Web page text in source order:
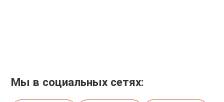
Мы в социальных сетях: